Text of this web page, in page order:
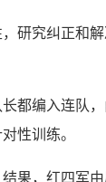
研究纠正和
都编入连队
性训练。
果，红四军